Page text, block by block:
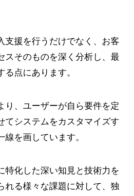
支援を行うだけでなく、お客
スそのものを深く分析し、最
点にあります。
り、ユーザーが自ら要件を定
てシステムをカスタマイズす
線を画しています。
特化した深い知見と技術力を
れる様々な課題に対して、独